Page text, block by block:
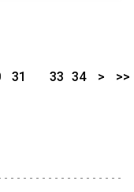
31
33 34 > >>